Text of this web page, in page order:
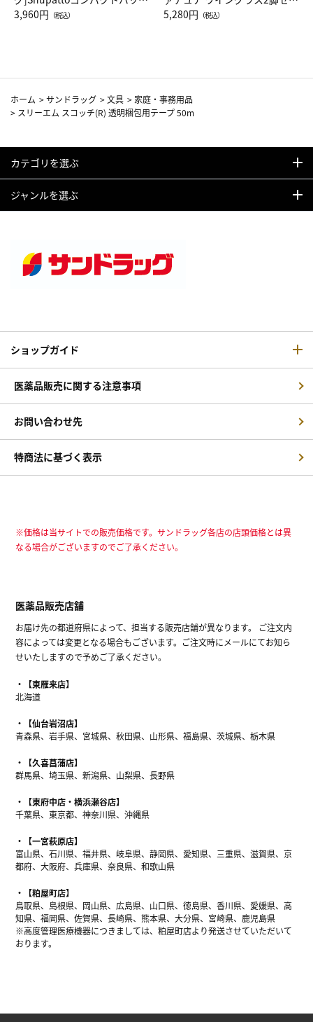
Drop JAL客室乗務員（LC）ス
3,960円 （税込）
ト（レッドワイン）
5,280円 （税込）
ホーム >サンドラッグ >文具 > 家庭・事務用品
> スリーエム スコッチ(R) 透明梱包用テープ 50m
カテゴリを選ぶ
ジャンルを選ぶ
ショップガイド
医薬品販売に関する注意事項
お問い合わせ先
特商法に基づく表示
※価格は当サイトでの販売価格です。サンドラッグ各店の店頭価格とは異
なる場合がございますのでご了承ください。
医薬品販売店舗
お届け先の都道府県によって、担当する販売店舗が異なります。 ご注文内
容によっては変更となる場合もございます。ご注文時にメールにてお知ら
せいたしますので予めご了承ください。
【東雁来店】
北海道
【仙台岩沼店】
青森県、岩手県、宮城県、秋田県、山形県、福島県、茨城県、栃木県
【久喜菖蒲店】
群馬県、埼玉県、新潟県、山梨県、長野県
【東府中店・横浜瀬谷店】
千葉県、東京都、神奈川県、沖縄県
【一宮萩原店】
富山県、石川県、福井県、岐阜県、静岡県、愛知県、三重県、滋賀県、京
都府、大阪府、兵庫県、奈良県、和歌山県
【粕屋町店】
鳥取県、島根県、岡山県、広島県、山口県、徳島県、香川県、愛媛県、高
知県、福岡県、佐賀県、長崎県、熊本県、大分県、宮崎県、鹿児島県
※高度管理医療機器につきましては、粕屋町店より発送させていただいて
おります。